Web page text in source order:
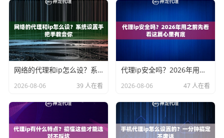
网络的代理和ip怎么设？系统设置手把手教会你
2026-08-06 39 人在看
代理ip安全吗？2026年用之前先看看这篇心里有底
2026-08-06 47 人在看